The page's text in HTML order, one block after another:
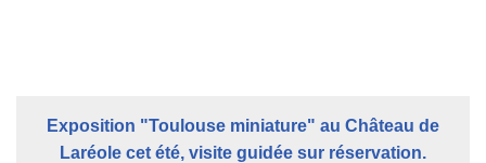
Exposition "Toulouse miniature" au Château de
Laréole cet été, visite guidée sur réservation.